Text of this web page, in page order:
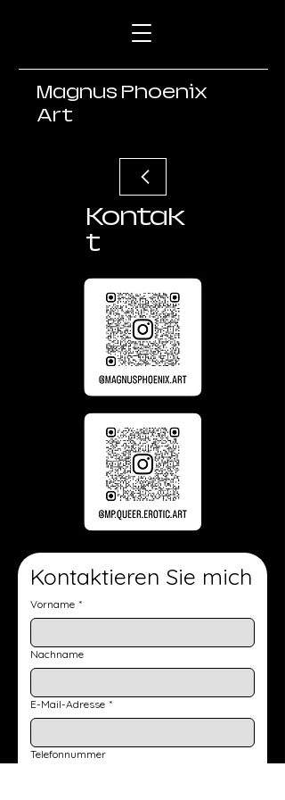
Magnus Phoenix
Art
Kontak
t
Kontaktieren Sie mich
Vorname *
Nachname
E-Mail-Adresse *
Telefonnummer